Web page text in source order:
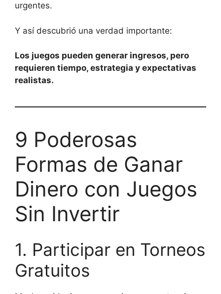
urgentes.
Y así descubrió una verdad importante:
Los juegos pueden generar ingresos, pero
requieren tiempo, estrategia y expectativas
realistas.
9 Poderosas
Formas de Ganar
Dinero con Juegos
Sin Invertir
1. Participar en Torneos
Gratuitos